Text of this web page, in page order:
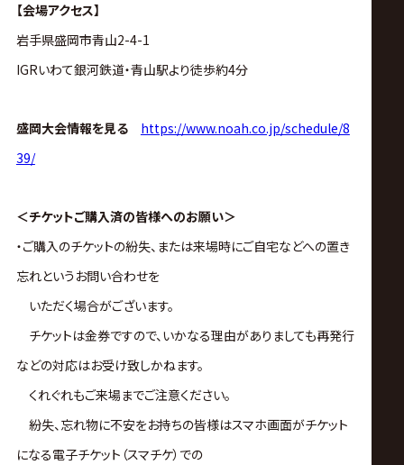
【会場アクセス】
岩手県盛岡市青山2-4-1
IGRいわて銀河鉄道・青山駅より徒歩約4分
盛岡大会情報を見る
https://www.noah.co.jp/schedule/8
39/
＜チケットご購入済の皆様へのお願い＞
・ご購入のチケットの紛失、または来場時にご自宅などへの置き
忘れというお問い合わせを
いただく場合がございます。
チケットは金券ですので、いかなる理由がありましても再発行
などの対応はお受け致しかねます。
くれぐれもご来場までご注意ください。
紛失、忘れ物に不安をお持ちの皆様はスマホ画面がチケット
になる電子チケット（スマチケ）での